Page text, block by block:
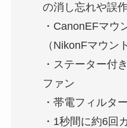
の消し忘れや誤
・CanonEFマウ
（NikonFマウン
・ステーター付
ファン
・帯電フィルター
・1秒間に約6回